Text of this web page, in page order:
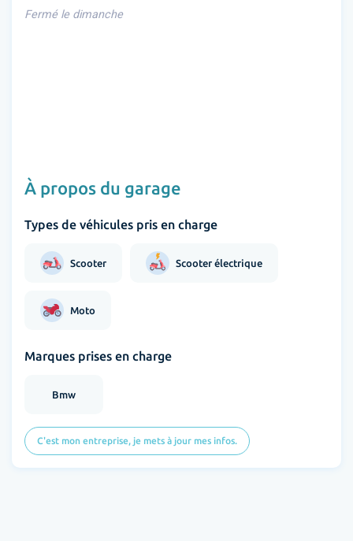
Fermé le dimanche
À propos du garage
Types de véhicules pris en charge
Scooter Scooter électrique
Moto
Marques prises en charge
Bmw
C'est mon entreprise, je mets à jour mes infos.